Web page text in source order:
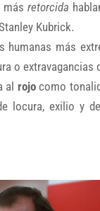
más retorcida
Kubrick.
más
o
al rojocomo
locura, exilio y